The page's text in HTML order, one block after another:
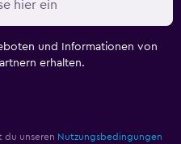
und Informationen von
erhalten.
du unseren Nutzungsbedingungen